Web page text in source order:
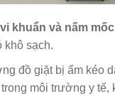
khuẩn và nấm mốc
khô sạch.
đồ giặt bị ẩm kéo
môi trường y tế,